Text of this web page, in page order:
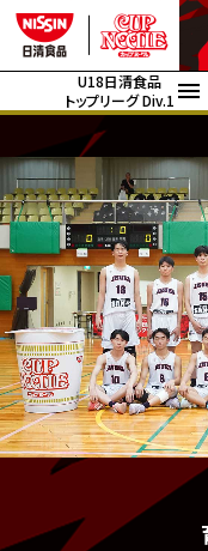
U18日清食品
トップリーグ Div.1